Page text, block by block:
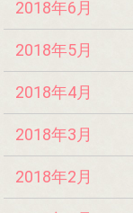
2018年6月
2018年5月
2018年4月
2018年3月
2018年2月